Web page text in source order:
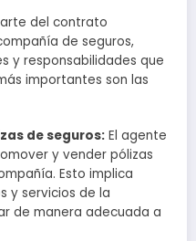
del contrato
de seguros,
y responsabilidades que
importantes son las
de seguros: El agente
y vender pólizas
Esto implica
y servicios de la
de manera adecuada a